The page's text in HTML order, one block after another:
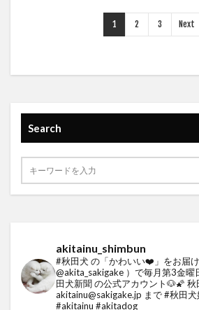
1 2 3 Next
Search
akitainu_shimbun
#秋田犬 の「かわいい❤️」をお届
@akita_sakigake ）で毎月第3金曜
田犬新聞 の公式アカウント🐶🌠 秋
akitainu@sakigake.jp まで#秋田犬
#akitainu #akitadog